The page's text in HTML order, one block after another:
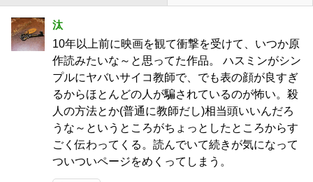
汰
10年以上前に映画を観て衝撃を受けて、いつか原
作読みたいな～と思ってた作品。 ハスミンがシン
プルにヤバいサイコ教師で、でも表の顔が良すぎ
るからほとんどの人が騙されているのが怖い。殺
人の方法とか(普通に教師だし)相当頭いいんだろ
うな～というところがちょっとしたところからす
ごく伝わってくる。読んでいて続きが気になって
ついついページをめくってしまう。